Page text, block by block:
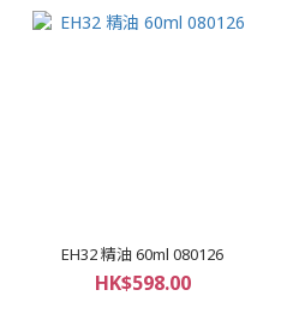
EH32 精油 60ml 080126
HK$598.00